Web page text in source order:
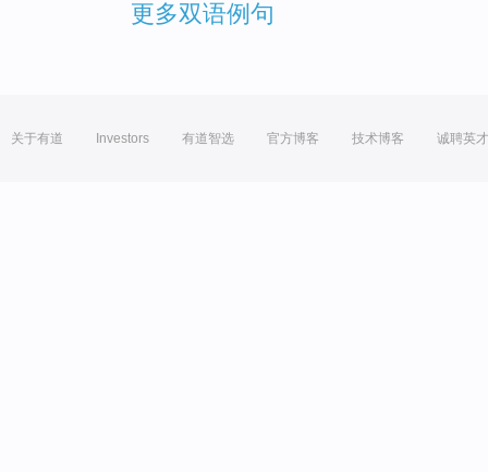
更多双语例句
关于有道 Investors 有道智选 官方博客 技术博客 诚聘英才